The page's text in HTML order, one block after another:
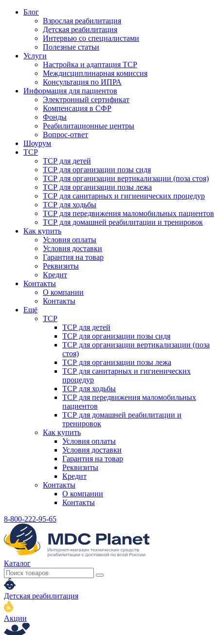
Блог
Взрослая реабилитация
Детская реабилитация
Интервью со специалистами
Полезные статьи
Услуги
Настройка и адаптация ТСР
Междисциплинарная комиссия
Консультация по ИПРА
Информация для пациентов
Электронный сертификат
Компенсация в СФР
Фонды
Реабилитационные центры
Вопрос-ответ
Шоурум
ТСР
ТСР для детей
ТСР для организации позы сидя
ТСР для организации вертикализации (поза стоя)
ТСР для организации позы лежа
ТСР для санитарных и гигиенических процедур
ТСР для ходьбы
ТСР для передвижения маломобильных пациентов
ТСР для домашней реабилитации и тренировок
Как купить
Условия оплаты
Условия доставки
Гарантия на товар
Реквизиты
Кредит
Контакты
О компании
Контакты
Ещё
ТСР
ТСР для детей
ТСР для организации позы сидя
ТСР для организации вертикализации (поза
стоя)
ТСР для организации позы лежа
ТСР для санитарных и гигиенических
процедур
ТСР для ходьбы
ТСР для передвижения маломобильных
пациентов
ТСР для домашней реабилитации и
тренировок
Как купить
Условия оплаты
Условия доставки
Гарантия на товар
Реквизиты
Кредит
Контакты
О компании
Контакты
8-800-222-95-65
Каталог
Детская реабилитация
Акции